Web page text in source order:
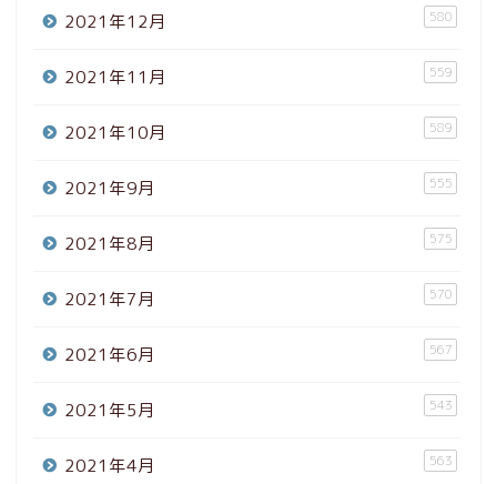
2021年12月 580
2021年11月 559
2021年10月 589
2021年9月 555
2021年8月 575
2021年7月 570
2021年6月 567
2021年5月 543
2021年4月 563